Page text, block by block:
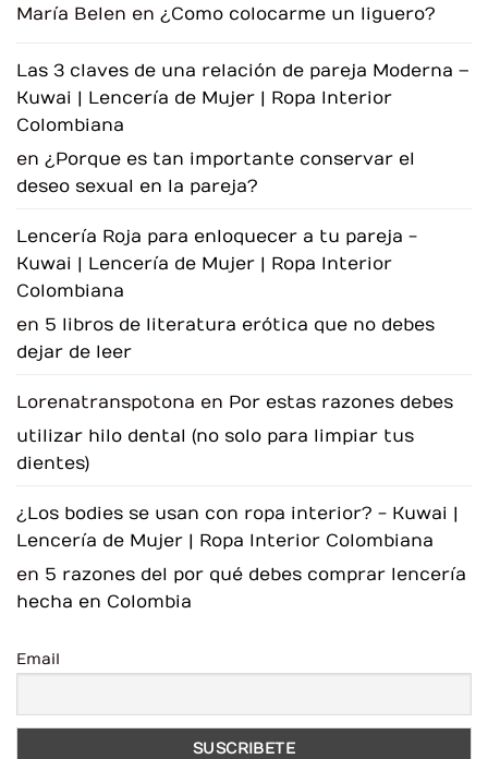
sexual
ha
cómo
reconectar
con
tu
placer.
María Belen en ¿Como colocarme un liguero?
Las 3 claves de una relación de pareja Moderna –
Kuwai | Lencería de Mujer | Ropa Interior
Colombiana
en ¿Porque es tan importante conservar el
deseo sexual en la pareja?
Lencería Roja para enloquecer a tu pareja -
Kuwai | Lencería de Mujer | Ropa Interior
Colombiana
en 5 libros de literatura erótica que no debes
dejar de leer
Lorenatranspotona en Por estas razones debes
utilizar hilo dental (no solo para limpiar tus
dientes)
¿Los bodies se usan con ropa interior? - Kuwai |
Lencería de Mujer | Ropa Interior Colombiana
en 5 razones del por qué debes comprar lencería
hecha en Colombia
Email